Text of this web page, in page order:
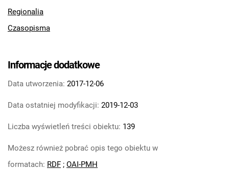
Regionalia
Czasopisma
Informacje dodatkowe
Data utworzenia: 2017-12-06
Data ostatniej modyfikacji: 2019-12-03
Liczba wyświetleń treści obiektu: 139
Możesz również pobrać opis tego obiektu w
formatach: RDF ; OAI-PMH